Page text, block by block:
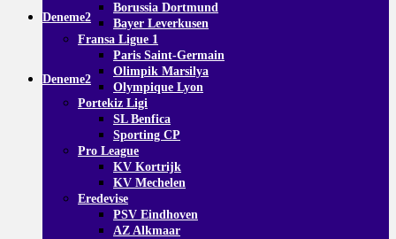
Borussia Dortmund
Bayer Leverkusen
Fransa Ligue 1
Paris Saint-Germain
Olimpik Marsilya
Olympique Lyon
Portekiz Ligi
SL Benfica
Sporting CP
Pro League
KV Kortrijk
KV Mechelen
Eredevise
PSV Eindhoven
AZ Alkmaar
Deneme2
Deneme2